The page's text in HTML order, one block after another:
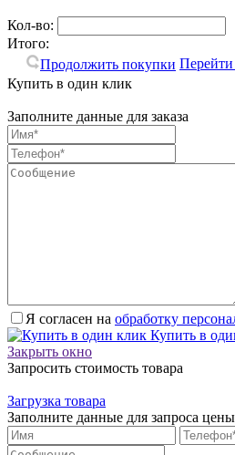
Кол-во:
Итого:
Продолжить покупки Перейти
Купить в один клик
Заполните данные для заказа
Я согласен на обработку
Купить в
Закрыть окно
Запросить стоимость товара
Загрузка товара
Заполните данные для запроса цены